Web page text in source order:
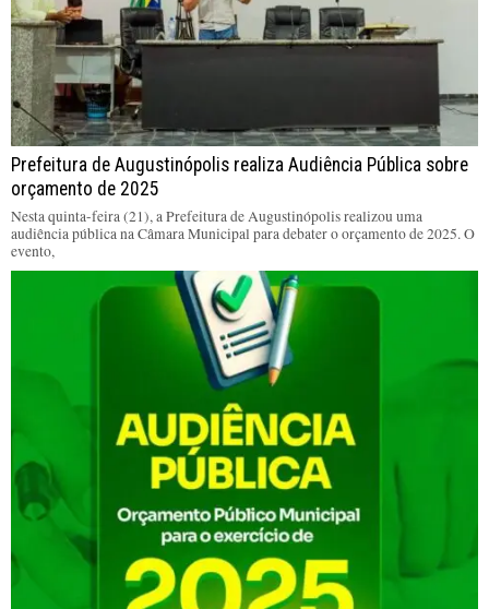
Prefeitura de Augustinópolis realiza Audiência Pública sobre
orçamento de 2025
Nesta quinta-feira (21), a Prefeitura de Augustinópolis realizou uma
audiência pública na Câmara Municipal para debater o orçamento de 2025. O
evento,